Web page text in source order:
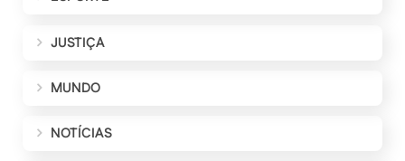
JUSTIÇA
MUNDO
NOTÍCIAS